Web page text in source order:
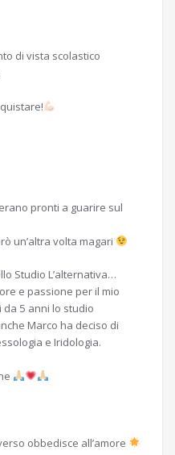
di vista scolastico
pronti a guarire sul
un’altra volta magari
Studio L’alternativa…
e passione per il mio
5 anni lo studio
Marco ha deciso di
e Iridologia.
obbedisce all’amore